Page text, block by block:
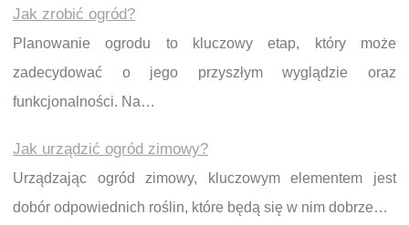
Jak zrobić ogród?
Planowanie ogrodu to kluczowy etap, który może
zadecydować o jego przyszłym wyglądzie oraz
funkcjonalności. Na…
Jak urządzić ogród zimowy?
Urządzając ogród zimowy, kluczowym elementem jest
dobór odpowiednich roślin, które będą się w nim dobrze…